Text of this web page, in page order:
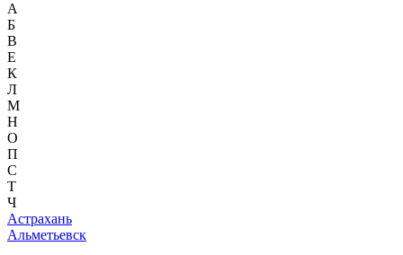
А
Б
В
Е
К
Л
М
Н
О
П
С
Т
Ч
Астрахань
Альметьевск